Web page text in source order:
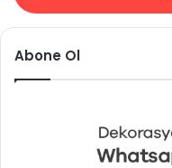
Abone Ol